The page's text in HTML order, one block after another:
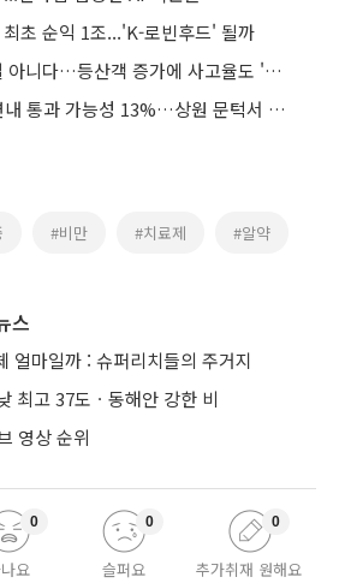
초 순익 1조...'K-로빈후드' 될까
등산 인명피해 남 일 아니다…등산객 증가에 사고율도 '사상 최악'
美 클래리티 법안 연내 통과 가능성 13%…상원 문턱서 제동
#비만 #치료제 #알약
스
얼마일까 : 슈퍼리치들의 주거지
최고 37도ㆍ동해안 강한 비
영상 순위
요
0
슬퍼요
0
추가취재 원해요
0